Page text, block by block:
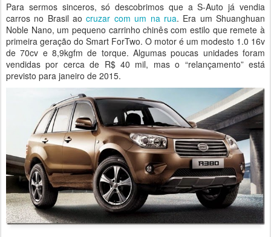
Para sermos sinceros, só descobrimos que a S-Auto já vendia
carros no Brasil aocruzar com um na rua. Era um Shuanghuan
Noble Nano, um pequeno carrinho chinês com estilo que remete à
primeira geração do Smart ForTwo. O motor é um modesto 1.0 16v
de 70cv e 8,9kgfm de torque. Algumas poucas unidades foram
vendidas por cerca de R$ 40 mil, mas o “relançamento” está
previsto para janeiro de 2015.